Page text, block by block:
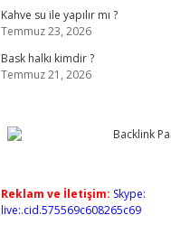
Kahve su ile yapılır mı ?
Temmuz 23, 2026
Bask halkı kimdir ?
Temmuz 21, 2026
Reklam ve İletişim: Skype:
live:.cid.575569c608265c69